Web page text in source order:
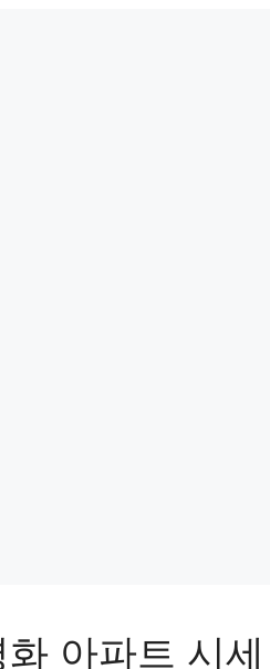
아파트 시